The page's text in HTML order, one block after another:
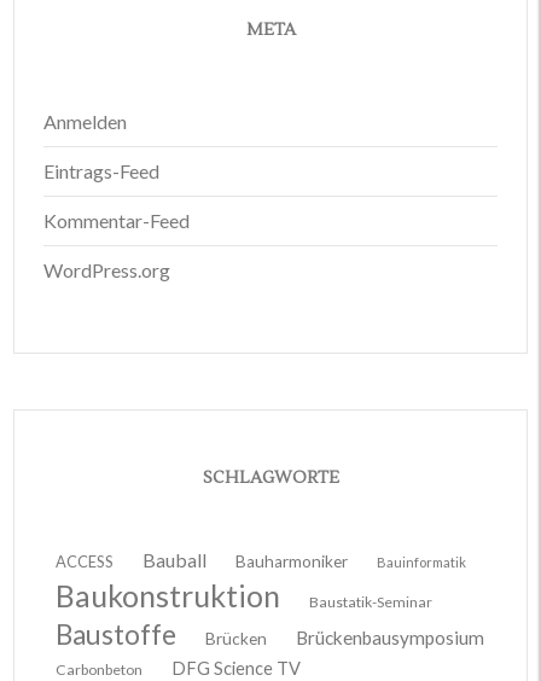
META
Anmelden
Eintrags-Feed
Kommentar-Feed
WordPress.org
SCHLAGWORTE
ACCESS Bauball Bauharmoniker Bauinformatik
Baukonstruktion Baustatik-Seminar
Baustoffe Brücken Brückenbausymposium
Carbonbeton
DFG Science TV